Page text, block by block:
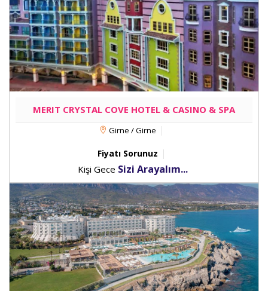
MERIT CRYSTAL COVE HOTEL & CASINO & SPA
Girne / Girne
Fiyatı Sorunuz
Kişi Gece Sizi Arayalım...